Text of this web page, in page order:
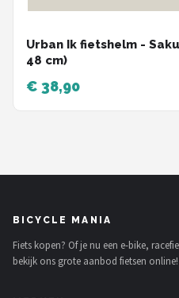
Urban Ik fietshelm -
48 cm)
€ 38,90
BICYCLE MANIA
Fiets kopen? Of je nu een e-bike,
bekijk ons grote aanbod fietsen online!